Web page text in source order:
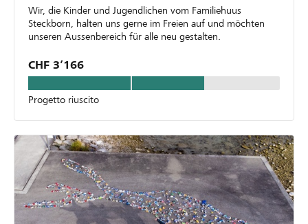
Wir, die Kinder und Jugendlichen vom Familiehuus
Steckborn, halten uns gerne im Freien auf und möchten
unseren Aussenbereich für alle neu gestalten.
CHF 3’166
Progetto riuscito